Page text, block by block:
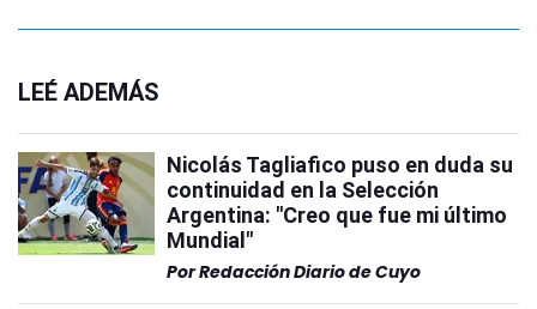
LEÉ ADEMÁS
Nicolás Tagliafico puso en duda su
continuidad en la Selección
Argentina: "Creo que fue mi último
Mundial"
PorRedacción Diario de Cuyo